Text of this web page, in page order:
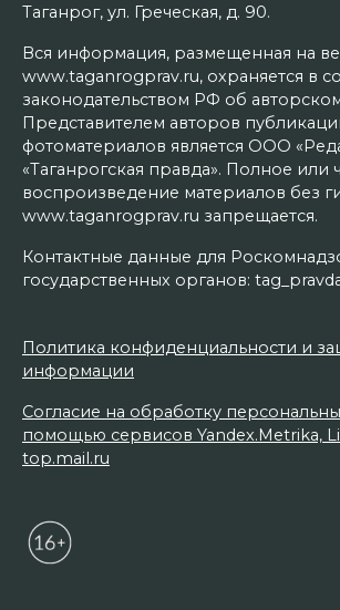
Таганрог, ул. Греческая, д. 90.
Вся информация, размещенная на
www.taganrogprav.ru, охраняется в
законодательством РФ об
Представителем авторов
фотоматериалов является ООО
«Таганрогская правда». Полное или
воспроизведение материалов без
www.taganrogprav.ru запрещается.
Контактные данные для
государственных органов:
Политика конфиденциальности и
информации
Согласие на обработку
помощью сервисов Yandex.Metrika,
top.mail.ru